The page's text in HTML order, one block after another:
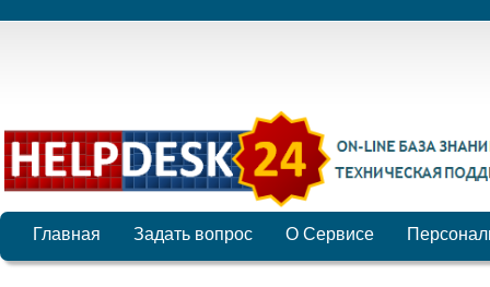
Главная Задать вопрос О Сервисе